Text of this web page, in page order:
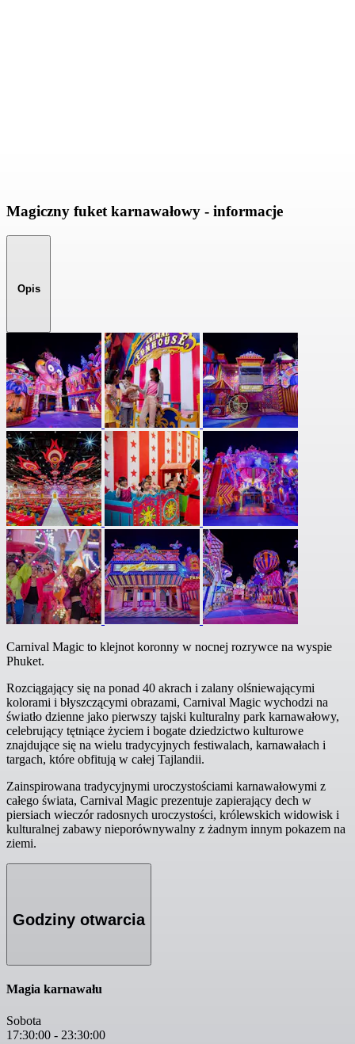
Magiczny fuket karnawałowy - informacje
Opis
Carnival Magic to klejnot koronny w nocnej rozrywce na wyspie
Phuket.
Rozciągający się na ponad 40 akrach i zalany olśniewającymi
kolorami i błyszczącymi obrazami, Carnival Magic wychodzi na
światło dzienne jako pierwszy tajski kulturalny park karnawałowy,
celebrujący tętniące życiem i bogate dziedzictwo kulturowe
znajdujące się na wielu tradycyjnych festiwalach, karnawałach i
targach, które obfitują w całej Tajlandii.
Zainspirowana tradycyjnymi uroczystościami karnawałowymi z
całego świata, Carnival Magic prezentuje zapierający dech w
piersiach wieczór radosnych uroczystości, królewskich widowisk i
kulturalnej zabawy nieporównywalny z żadnym innym pokazem na
ziemi.
Godziny otwarcia
Magia karnawału
Sobota
17:30:00 - 23:30:00